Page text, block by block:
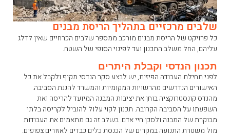
שלבים מרכזיים בתהליך הריסת מבנים
כל פרויקט של הריסת מבנים מורכב ממספר שלבים הכרחיים שאין לדלג
עליהם, החל משלב התכנון ועד לפינוי הסופי של השטח.
תכנון הנדסי וקבלת היתרים
לפני תחילת העבודה הפיזית, יש לבצע סקר הנדסי מקיף ולקבל את כל
האישורים הנדרשים מהרשויות המקומיות והמשרד להגנת הסביבה.
מהנדס קונסטרוקציה בוחן את יציבות המבנה המיועד להריסה ואת
השפעתו על הסביבה הקרובה. תכנון לקוי עלול להוביל לקריסה בלתי
מבוקרת של המבנה ולסכן חיי אדם. בשלב זה גם מתאמים את העבודות
מול משטרת התנועה במקרים של הכנסת כלים כבדים לאזורים צפופים.